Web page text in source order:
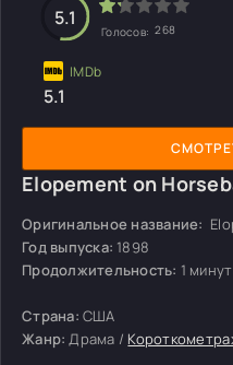
Elopement on
Оригинальное название:
Год выпуска: 1898
Продолжительность: 1
Страна: США
Жанр: Драма /
5.1
Голосов: 268
5.1